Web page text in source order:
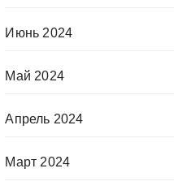
Июнь 2024
Май 2024
Апрель 2024
Март 2024